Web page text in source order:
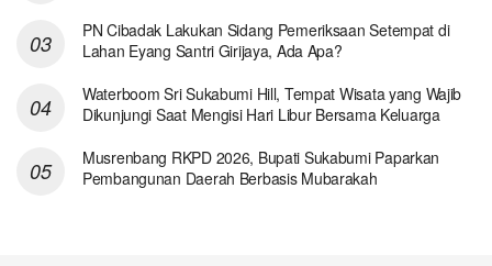
PN Cibadak Lakukan Sidang Pemeriksaan Setempat di
Lahan Eyang Santri Girijaya, Ada Apa?
Waterboom Sri Sukabumi Hill, Tempat Wisata yang Wajib
Dikunjungi Saat Mengisi Hari Libur Bersama Keluarga
Musrenbang RKPD 2026, Bupati Sukabumi Paparkan
Pembangunan Daerah Berbasis Mubarakah